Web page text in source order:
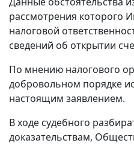
рассмотрения которого
налоговой
сведений об открытии
По мнению налогового
добровольном порядке
настоящим заявлением.
В ходе судебного
доказательствам,